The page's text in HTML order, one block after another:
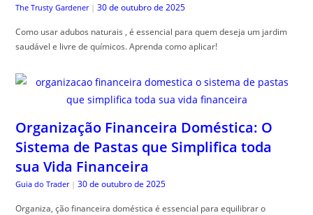
The Trusty Gardener | 30 de outubro de 2025
Como usar adubos naturais , é essencial para quem deseja um jardim
saudável e livre de químicos. Aprenda como aplicar!
Organização Financeira Doméstica: O
Sistema de Pastas que Simplifica toda
sua Vida Financeira
Guia do Trader | 30 de outubro de 2025
Organiza, ção financeira doméstica é essencial para equilibrar o